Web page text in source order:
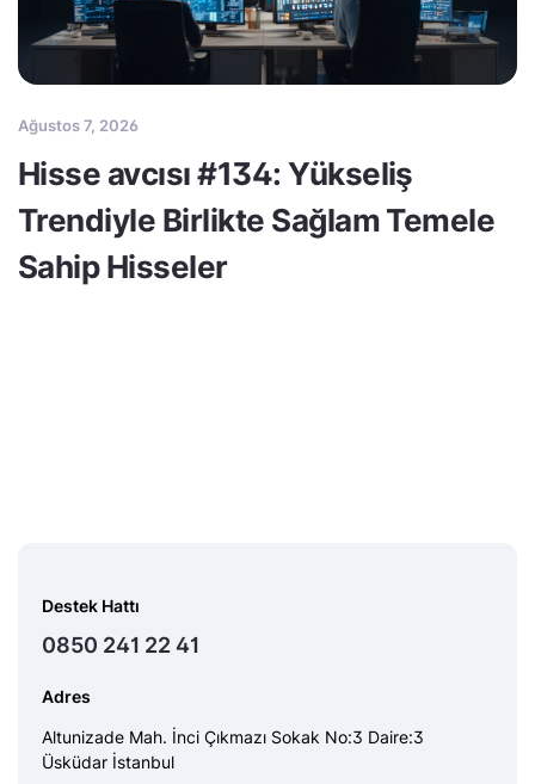
Ağustos 7, 2026
Hisse avcısı #134: Yükseliş
Trendiyle Birlikte Sağlam Temele
Sahip Hisseler
Destek Hattı
0850 241 22 41
Adres
Altunizade Mah. İnci Çıkmazı Sokak No:3 Daire:3
Üsküdar İstanbul